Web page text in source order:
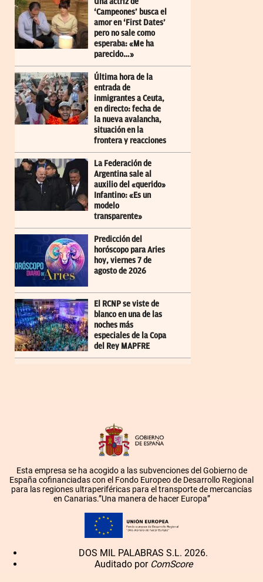
‘Campeones’ busca el
amor en ‘First Dates’
pero no sale como
esperaba: «Me ha
parecido…»
Última hora de la
entrada de
inmigrantes a Ceuta,
en directo: fecha de
la nueva avalancha,
situación en la
frontera y reacciones
La Federación de
Argentina sale al
auxilio del «querido»
Infantino: «Es un
modelo
transparente»
Predicción del
horóscopo para Aries
hoy, viernes 7 de
agosto de 2026
El RCNP se viste de
blanco en una de las
noches más
especiales de la Copa
del Rey MAPFRE
Esta empresa se ha acogido a las subvenciones del Gobierno de
España cofinanciadas con el Fondo Europeo de Desarrollo Regional
para las regiones ultraperiféricas para el transporte de mercancías
en Canarias.”Una manera de hacer Europa”
DOS MIL PALABRAS S.L. 2026.
Auditado por ComScore